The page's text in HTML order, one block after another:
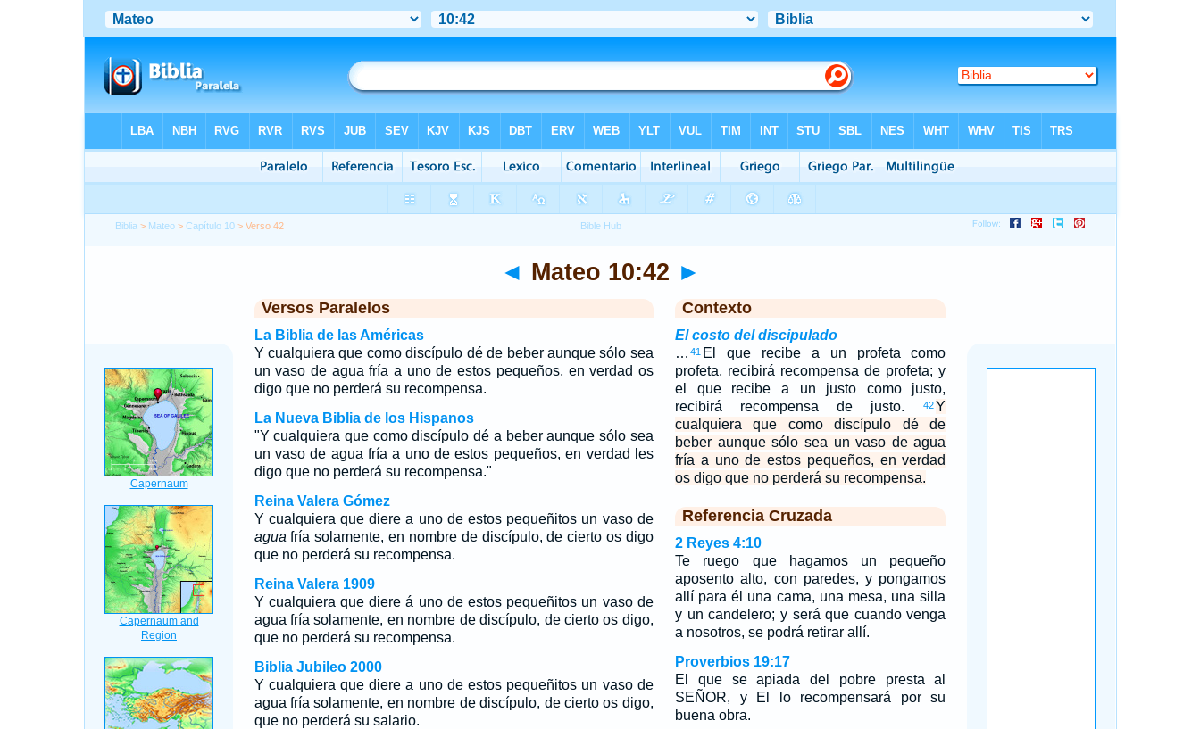
Biblia > Mateo >Capítulo 10 > Verso 42
◄ Mateo 10:42 ►
Versos Paralelos
La Biblia de las Américas
Y cualquiera que como discípulo dé de beber aunque sólo sea
un vaso de agua fría a uno de estos pequeños, en verdad os
digo que no perderá su recompensa.
La Nueva Biblia de los Hispanos
"Y cualquiera que como discípulo dé a beber aunque sólo sea
un vaso de agua fría a uno de estos pequeños, en verdad les
digo que no perderá su recompensa."
Reina Valera Gómez
Y cualquiera que diere a uno de estos pequeñitos un vaso de
agua fría solamente, en nombre de discípulo, de cierto os digo
que no perderá su recompensa.
Reina Valera 1909
Y cualquiera que diere á uno de estos pequeñitos un vaso de
agua fría solamente, en nombre de discípulo, de cierto os digo,
que no perderá su recompensa.
Biblia Jubileo 2000
Y cualquiera que diere a uno de estos pequeñitos un vaso de
agua fría solamente, en nombre de discípulo, de cierto os digo,
queno perderá su salario.
Contexto
El costo del discipulado
… 41 El que recibe a un profeta como
profeta, recibirá recompensa de profeta; y
el que recibe a un justo como justo,
recibirá recompensa de justo.
42 Y
cualquiera que como discípulo dé de
beber aunque sólo sea un vaso de agua
fría a uno de estos pequeños, en verdad
os digo que no perderá su recompensa.
Referencia Cruzada
2 Reyes 4:10
Te ruego que hagamos un pequeño
aposento alto, con paredes, y pongamos
allí para él una cama, una mesa, una silla
y un candelero; y será que cuando venga
a nosotros, se podrá retirar allí.
Proverbios 19:17
El que se apiada del pobre presta al
SEÑOR, y El lo recompensará por su
buena obra.